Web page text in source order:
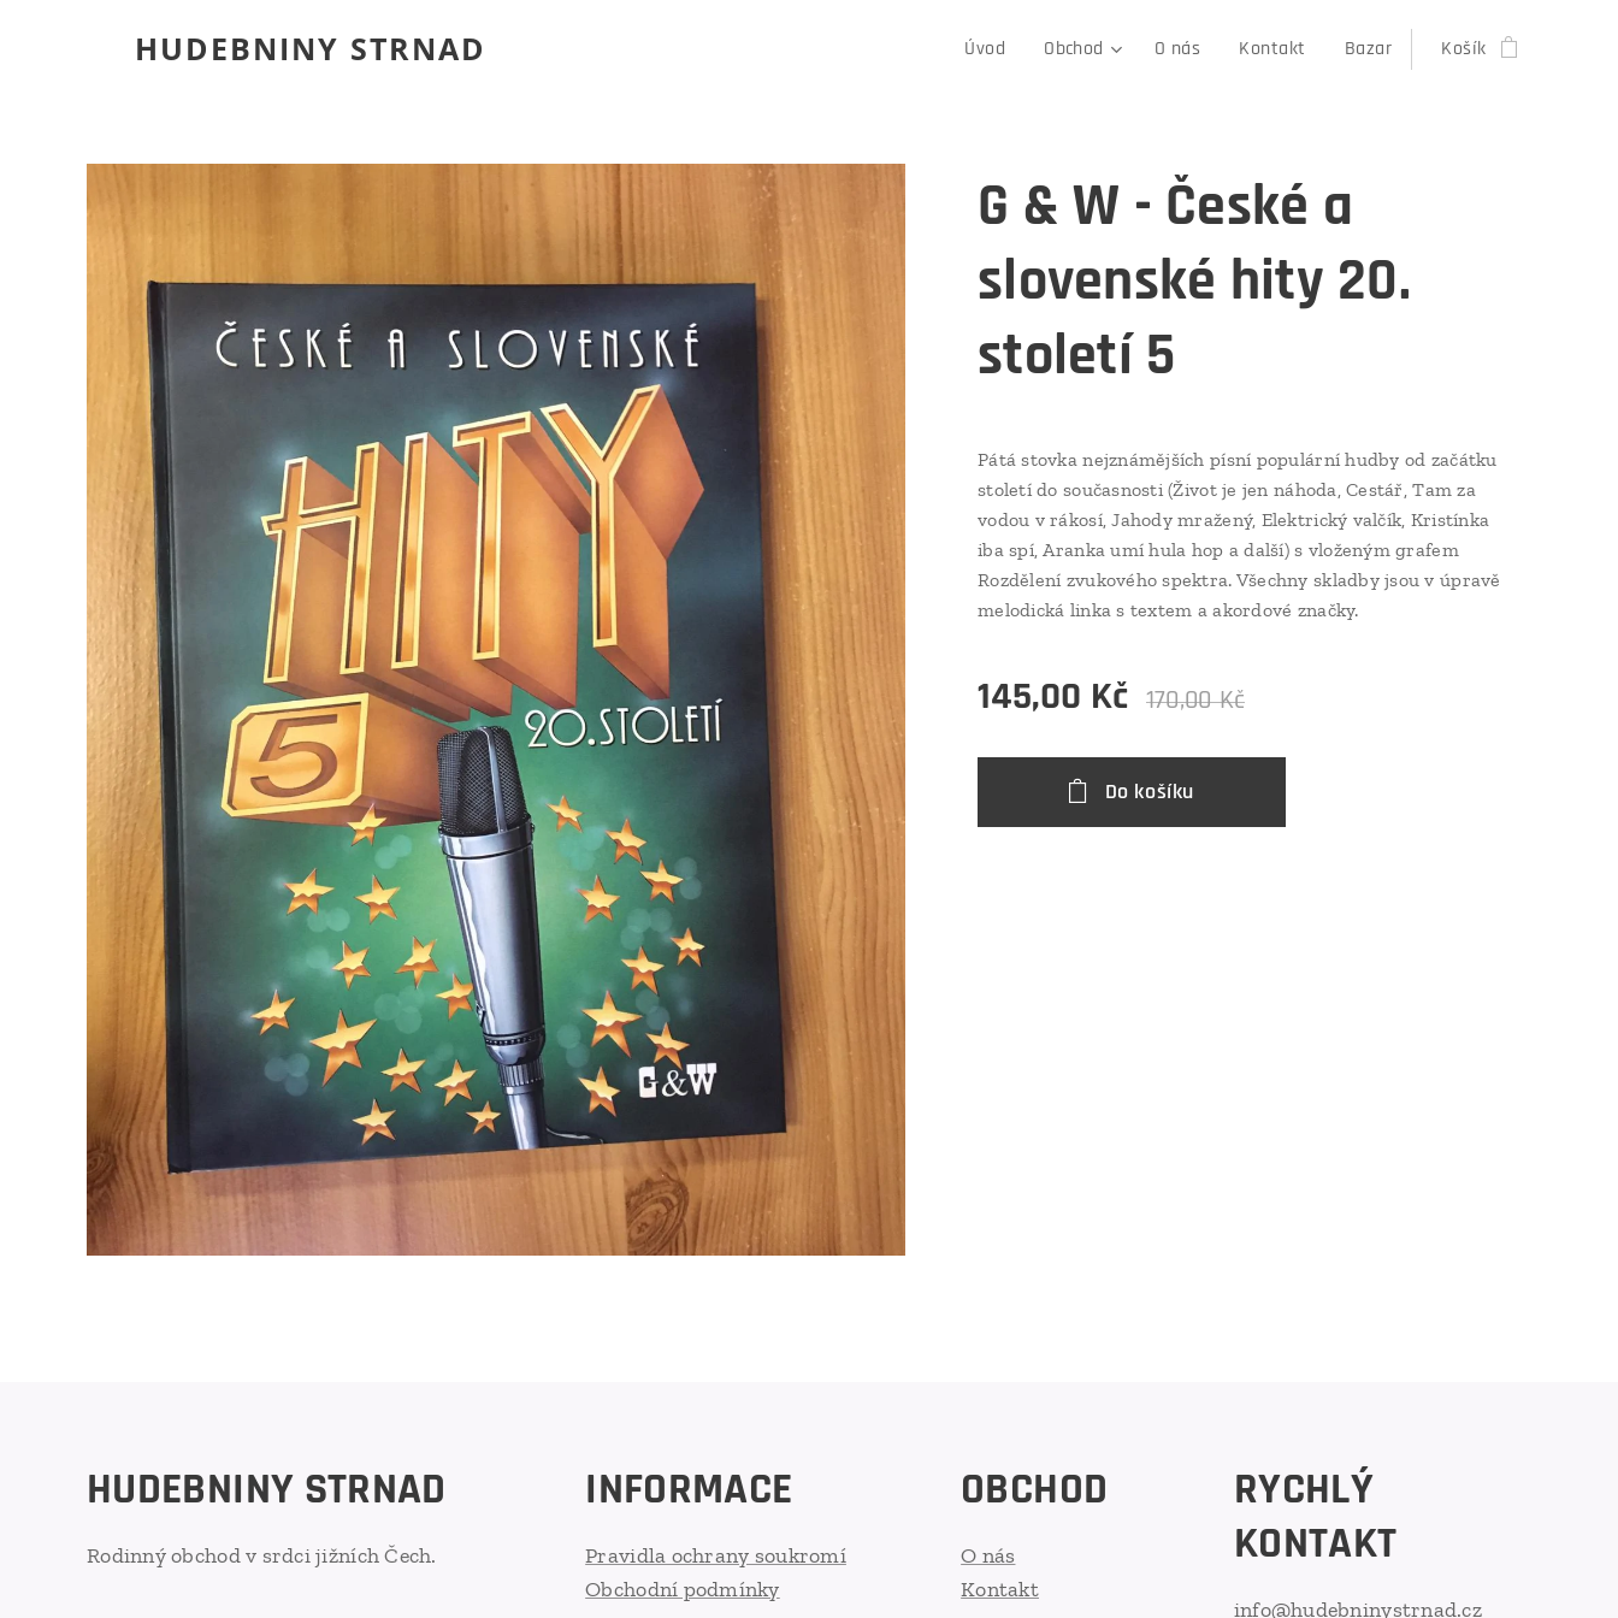
HUDEBNINY STRNAD Úvod Obchod O nás Kontakt Bazar Košík
G & W - České a
slovenské hity 20.
století 5
Pátá stovka nejznámějších písní populární hudby od začátku
století do současnosti (Život je jen náhoda, Cestář, Tam za
vodou v rákosí, Jahody mražený, Elektrický valčík, Kristínka
iba spí, Aranka umí hula hop a další) s vloženým grafem
Rozdělení zvukového spektra. Všechny skladby jsou v úpravě
melodická linka s textem a akordové značky.
145,00 Kč 170,00Kč
Do košíku
HUDEBNINY STRNAD
Rodinný obchod v srdci jižních Čech.
INFORMACE
Pravidla ochrany soukromí
Obchodní podmínky
OBCHOD
O nás
Kontakt
RYCHLÝ
KONTAKT
info@hudebninystrnad.cz